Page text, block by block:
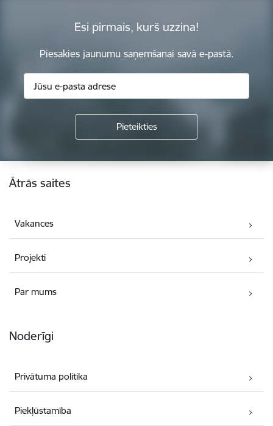
Esi pirmais, kurš uzzina!
Piesakies jaunumu saņemšanai savā e-pastā.
Kājene
Ātrās saites
Vakances
Projekti
Par mums
Noderīgi
Privātuma politika
Piekļūstamība